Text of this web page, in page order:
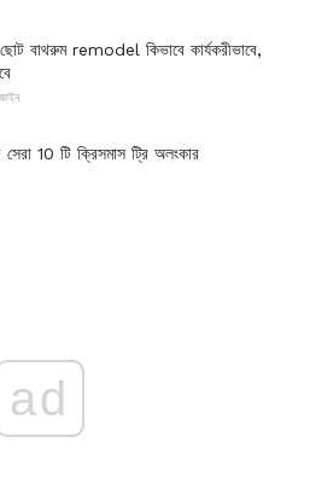
বাথরুম remodel কিভাবে কার্যকরীভাবে,
10 টি ক্রিসমাস ট্রি অলংকার
ad